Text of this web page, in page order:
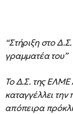
“Στήριξη στο
γραμματέα του”
Το Δ.Σ. της ΕΛΜΕ
καταγγέλλει
απόπειρα